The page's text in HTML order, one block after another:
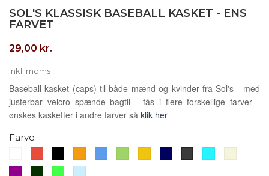
SOL'S KLASSISK BASEBALL KASKET - ENS
FARVET
29,00 kr.
Inkl. moms
Baseball kasket (caps) til både mænd og kvinder fra Sol's - med
justerbar velcro spænde bagtil - fås i flere forskellige farver -
ønskes kasketter i andre farver så klik her
Farve